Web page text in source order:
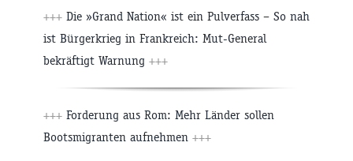
+++ Die »Grand Nation« ist ein Pulverfass – So nah
ist Bürgerkrieg in Frankreich: Mut-General
bekräftigt Warnung +++
+++ Forderung aus Rom: Mehr Länder sollen
Bootsmigranten aufnehmen +++